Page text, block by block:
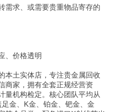
需求、或需要贵重物品寄存的
、价格透明
本土实体店，专注贵金属回收
商家，拥有全套正规经营资
量机构检定。核心团队平均从
金、K金、铂金、钯金、金